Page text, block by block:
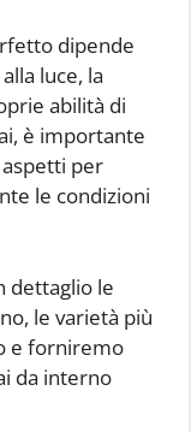
dipende
luce, la
abilità di
è importante
per
le condizioni
dettaglio le
le varietà più
e forniremo
da interno